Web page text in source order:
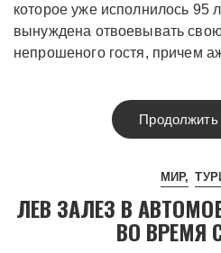
которое уже исполнилось 95
вынуждена отвоевывать
непрошеного гостя, причем
Продолжить
МИР
ЛЕВ ЗАЛЕЗ В
ВО ВРЕМЯ